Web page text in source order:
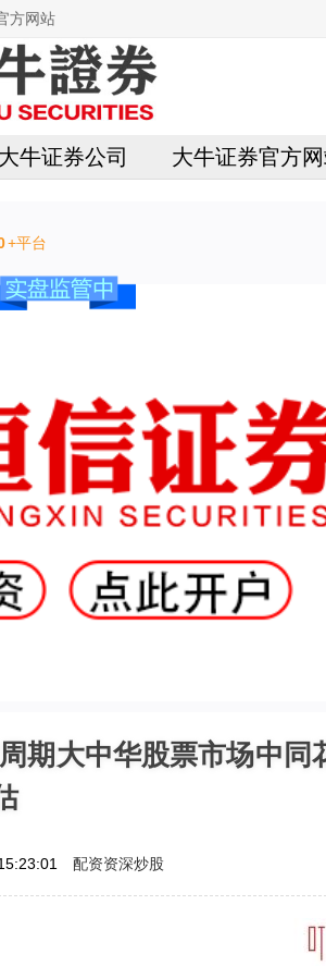
方网站
大牛证券公司 大牛证券官方
+平台
期大中华股票市场中同
配资资深炒股